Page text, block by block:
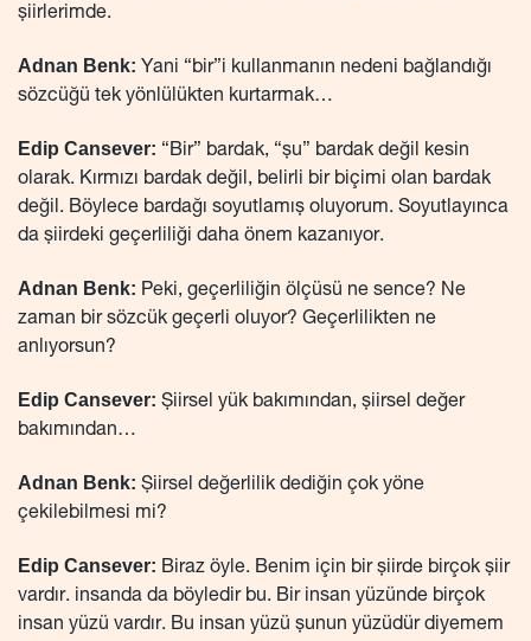
şiirlerimde.
Adnan Benk: Yani “bir”i kullanmanın nedeni bağlandığı
sözcüğü tek yönlülükten kurtarmak…
Edip Cansever: “Bir” bardak, “şu” bardak değil kesin
olarak. Kırmızı bardak değil, belirli bir biçimi olan bardak
değil. Böylece bardağı soyutlamış oluyorum. Soyutlayınca
da şiirdeki geçerliliği daha önem kazanıyor.
Adnan Benk: Peki, geçerliliğin ölçüsü ne sence? Ne
zaman bir sözcük geçerli oluyor? Geçerlilikten ne
anlıyorsun?
Edip Cansever: Şiirsel yük bakımından, şiirsel değer
bakımından…
Adnan Benk: Şiirsel değerlilik dediğin çok yöne
çekilebilmesi mi?
Edip Cansever: Biraz öyle. Benim için bir şiirde birçok şiir
vardır. insanda da böyledir bu. Bir insan yüzünde birçok
insan yüzü vardır. Bu insan yüzü şunun yüzüdür diyemem